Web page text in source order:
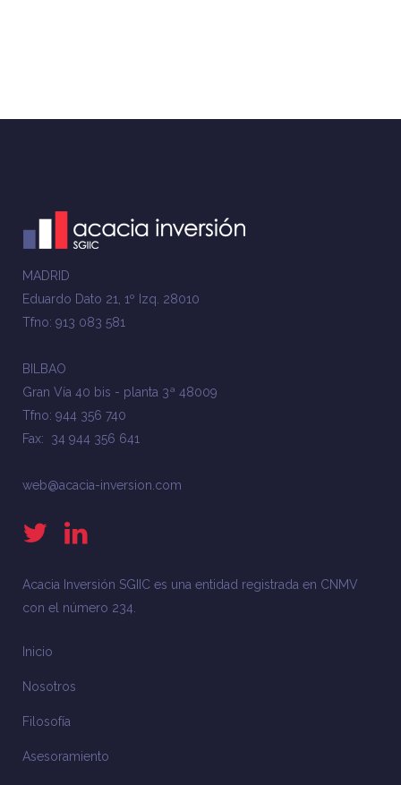
MADRID
Eduardo Dato 21, 1º Izq. 28010
Tfno: 913 083 581
BILBAO
Gran Vía 40 bis - planta 3ª 48009
Tfno: 944 356 740
Fax: 34 944 356 641
web@acacia-inversion.com
Acacia Inversión SGIIC es una entidad registrada en CNMV
con el número 234.
Inicio
Nosotros
Filosofía
Asesoramiento